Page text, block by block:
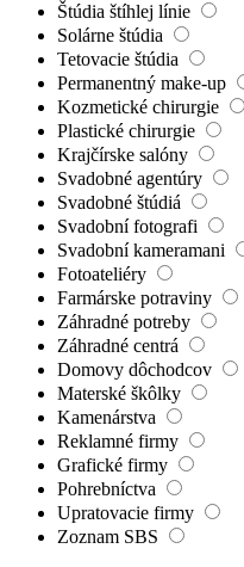
Štúdia štíhlej línie
Solárne štúdia
Tetovacie štúdia
Permanentný make-up
Kozmetické chirurgie
Plastické chirurgie
Krajčírske salóny
Svadobné agentúry
Svadobné štúdiá
Svadobní fotografi
Svadobní kameramani
Fotoateliéry
Farmárske potraviny
Záhradné potreby
Záhradné centrá
Domovy dôchodcov
Materské škôlky
Kamenárstva
Reklamné firmy
Grafické firmy
Pohrebníctva
Upratovacie firmy
Zoznam SBS